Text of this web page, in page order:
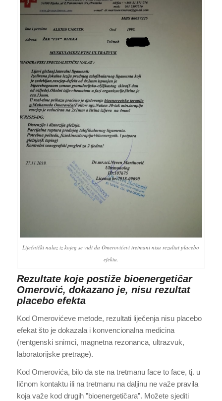
Liječnički nalaz iz kojeg se vidi da Omerovićevi tretmani nisu rezultat placebo
efekta.
Rezultate koje postiže bioenergetičar
Omerović, dokazano je, nisu rezultat
placebo efekta
Kod Omerovićeve metode, rezultati liječenja nisu placebo
efekat što je dokazala i konvencionalna medicina
(rentgenski snimci, magnetna rezonanca, ultrazvuk,
laboratorijske pretrage).
Kod Omerovića, bilo da ste na tretmanu face to face, tj. u
ličnom kontaktu ili na tretmanu na daljinu ne važe pravila
koja važe kod drugih ”bioenergetičara”. Možete sjediti